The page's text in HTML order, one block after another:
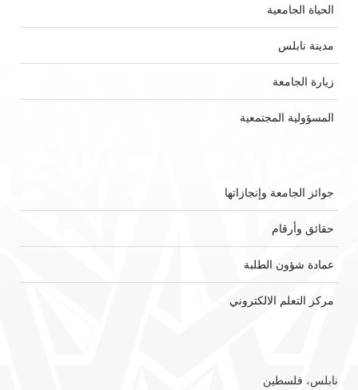
الحياة الجامعية
مدينة نابلس
زيارة الجامعة
المسؤولية المجتمعية
جوائز الجامعة وإنجازاتها
حقائق وأرقام
عمادة شؤون الطلبة
مركز التعلم الالكتروني
نابلس، فلسطين